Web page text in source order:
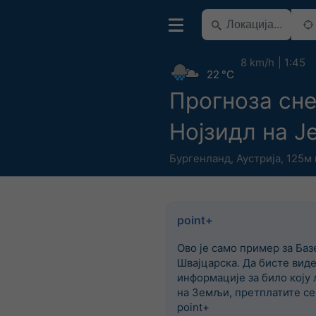
Прогноза
Нојзидл на
Бургенланд, Аустрија, 125м
22 °C
8 km/h 1:45
point+
Ово је само пример за
Швајцарска. Да бисте
информације за било коју
на Земљи, претплатите
point+